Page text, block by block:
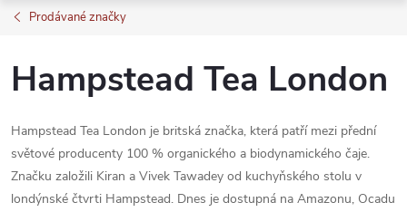
Prodávané značky
Hampstead Tea London
Hampstead Tea London je britská značka, která patří mezi přední
světové producenty 100 % organického a biodynamického čaje.
Značku založili Kiran a Vivek Tawadey od kuchyňského stolu v
londýnské čtvrti Hampstead. Dnes je dostupná na Amazonu, Ocadu